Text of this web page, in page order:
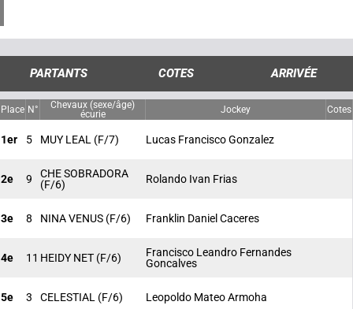
PARTANTS COTES ARRIVÉE
Place N°
Chevaux (sexe/âge)
écurie
Jockey Cotes
1er 5 MUY LEAL (F/7) Lucas Francisco Gonzalez
2e 9
CHE SOBRADORA
(F/6)
Rolando Ivan Frias
3e 8 NINA VENUS (F/6) Franklin Daniel Caceres
4e 11 HEIDY NET (F/6)
Francisco Leandro Fernandes
Goncalves
5e 3 CELESTIAL (F/6) Leopoldo Mateo Armoha